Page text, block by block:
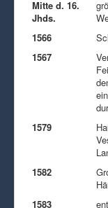
Mitte d. 16.
Jhds.
1566
1567
1579
1582
1583